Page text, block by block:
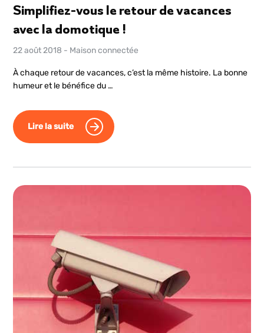
Simplifiez-vous le retour de vacances
avec la domotique !
22 août 2018 - Maison connectée
À chaque retour de vacances, c’est la même histoire. La bonne
humeur et le bénéfice du …
Lire la suite